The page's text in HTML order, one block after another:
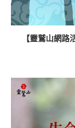
【靈鷲山網路